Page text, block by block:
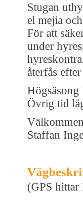
Stugan
el mejia
För att
under
återfås
Övrig tid
Staffan
(GPS hittar